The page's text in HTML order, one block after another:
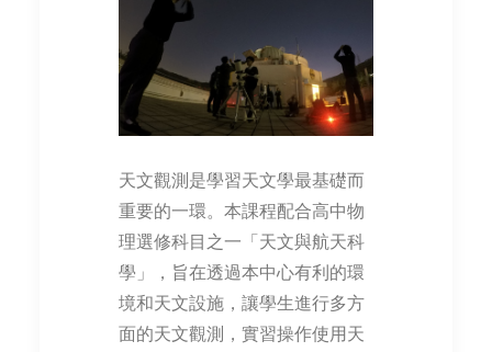
天文觀測是學習天文學最基礎而
重要的一環。本課程配合高中物
理選修科目之一「天文與航天科
學」，旨在透過本中心有利的環
境和天文設施，讓學生進行多方
面的天文觀測，實習操作使用天